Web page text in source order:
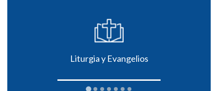
Liturgia y Evangelios